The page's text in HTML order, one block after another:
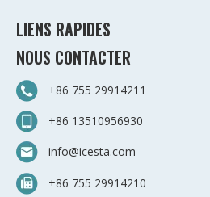
LIENS RAPIDES
NOUS CONTACTER
+86 755 29914211
+86 13510956930
info@icesta.com
+86 755 29914210